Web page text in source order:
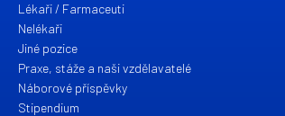
Lékaři / Farmaceuti
Nelékaři
Jiné pozice
Praxe, stáže a naši vzdělavatelé
Náborové příspěvky
Stipendium